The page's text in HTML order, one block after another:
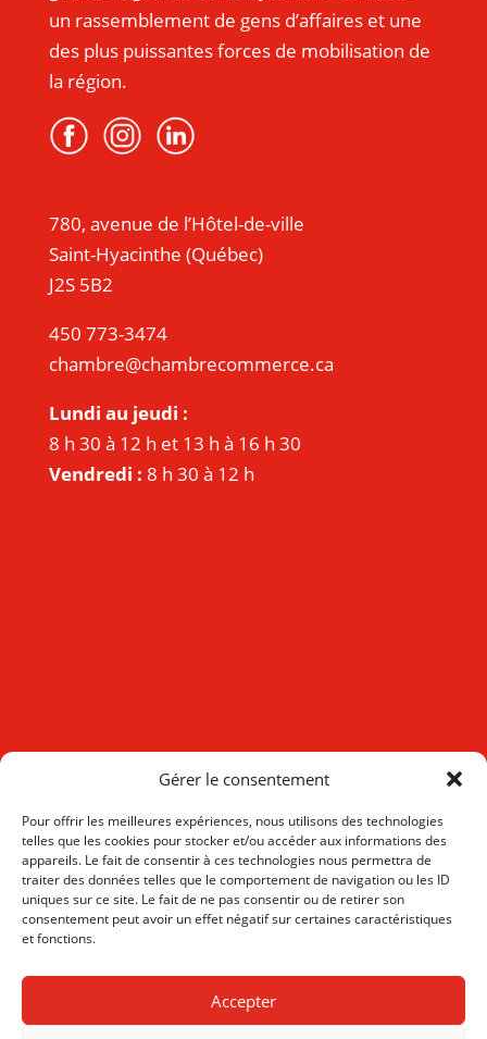
Gérer le consentement
Pour offrir les meilleures expériences, nous utilisons des technologies
telles que les cookies pour stocker et/ou accéder aux informations des
appareils. Le fait de consentir à ces technologies nous permettra de
traiter des données telles que le comportement de navigation ou les ID
uniques sur ce site. Le fait de ne pas consentir ou de retirer son
consentement peut avoir un effet négatif sur certaines caractéristiques
et fonctions.
Accepter
un rassemblement de gens d’affaires et une
des plus puissantes forces de mobilisation de
la région.
780, avenue de l’Hôtel-de-ville
Saint-Hyacinthe (Québec)
J2S 5B2
450 773-3474
chambre@chambrecommerce.ca
Lundi au jeudi :
8 h 30 à 12 h et 13 h à 16 h 30
Vendredi : 8 h 30 à 12 h